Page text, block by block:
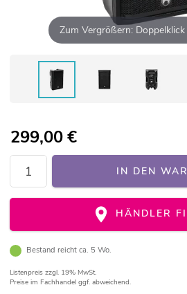
Zum Vergrößern:
299,00€
IN DEN
HÄNDLER
Bestand reicht ca. 5 Wo.
Listenpreis zzgl. 19% MwSt.
Preise im Fachhandel ggf. abweichend.